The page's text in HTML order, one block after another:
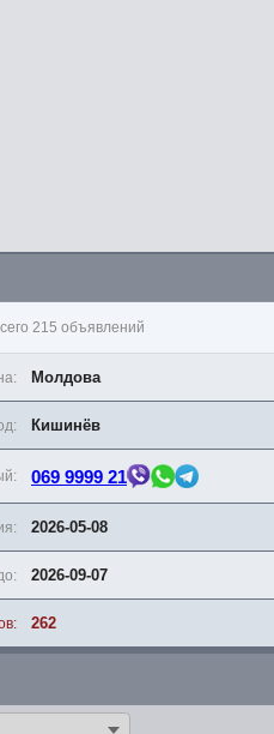
215 объявлений
Молдова
2026-05-08
Кишинёв
2026-09-07
069 9999 21
262